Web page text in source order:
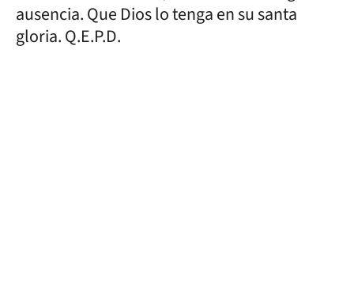
ausencia. Que Dios lo tenga en su santa
gloria. Q.E.P.D.